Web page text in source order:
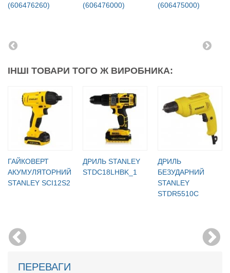
(606476260)
(606476000)
(606475000)
ІНШІ ТОВАРИ ТОГО Ж ВИРОБНИКА:
ГАЙКОВЕРТ
АКУМУЛЯТОРНИЙ
STANLEY SCI12S2
ДРИЛЬ STANLEY
STDC18LHBK_1
ДРИЛЬ
БЕЗУДАРНИЙ
STANLEY
STDR5510C
ПЕРЕВАГИ